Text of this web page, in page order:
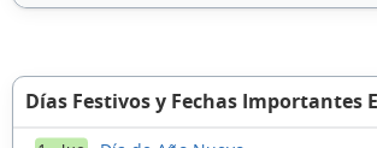
Días Festivos y Fechas Importantes